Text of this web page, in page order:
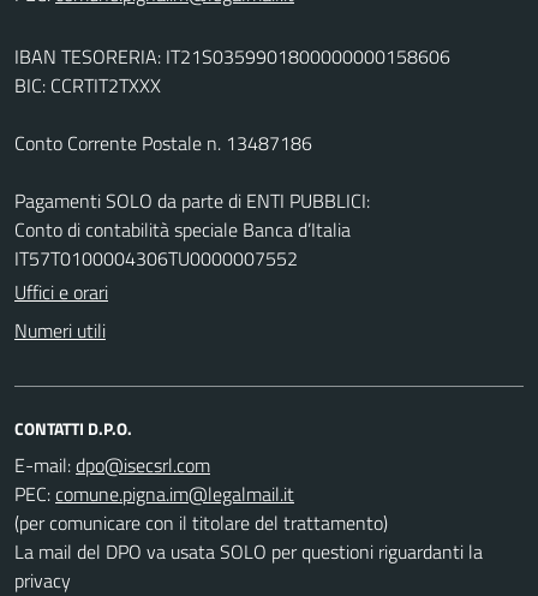
IBAN TESORERIA: IT21S0359901800000000158606
BIC: CCRTIT2TXXX
Conto Corrente Postale n. 13487186
Pagamenti SOLO da parte di ENTI PUBBLICI:
Conto di contabilità speciale Banca d’Italia
IT57T0100004306TU0000007552
Uffici e orari
Numeri utili
CONTATTI D.P.O.
E-mail:
PEC:
(per comunicare con il titolare del trattamento)
La mail del DPO va usata SOLO per questioni riguardanti la
privacy